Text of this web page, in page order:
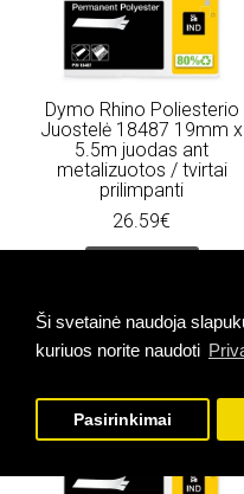
Ši svetainė naudoja
kuriuos norite naudoti
Pasirinkimai
Dymo Rhino Poliesterio
Juostelė 18487 19mm x
5.5m juodas ant
metalizuotos / tvirtai
prilimpanti
26.59€